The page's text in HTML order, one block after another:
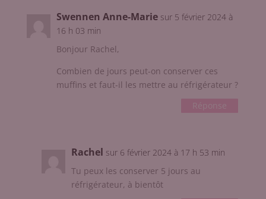
Swennen Anne-Marie sur 5 février 2024 à
16 h 03 min
Bonjour Rachel,
Combien de jours peut-on conserver ces
muffins et faut-il les mettre au réfrigérateur ?
Réponse
Rachel sur 6 février 2024 à 17 h 53 min
Tu peux les conserver 5 jours au
réfrigérateur, à bientôt